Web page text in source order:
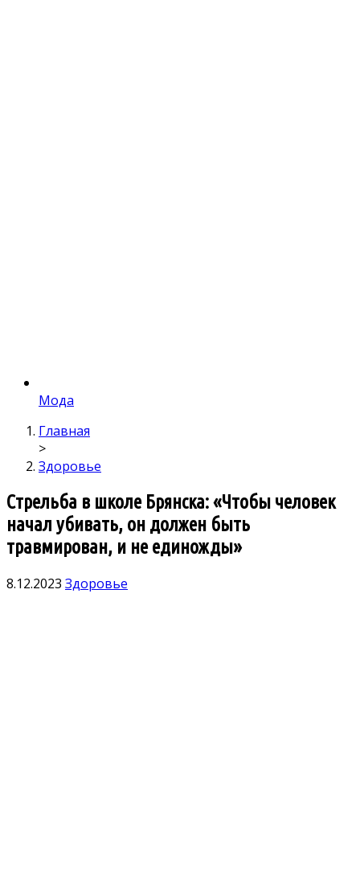
Мода
Главная
>
Здоровье
Стрельба в школе Брянска: «Чтобы человек
начал убивать, он должен быть
травмирован, и не единожды»
8.12.2023 Здоровье